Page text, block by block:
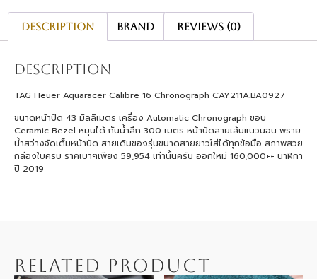
Description Brand Reviews (0)
Description
TAG Heuer Aquaracer Calibre 16 Chronograph CAY211A.BA0927
ขนาดหน้าปัด 43 มิลลิเมตร เครื่อง Automatic Chronograph ขอบ
Ceramic Bezel หมุนได้ กันน้ำลึก 300 เมตร หน้าปัดลายเส้นแนวนอน พราย
น้ำสว่างจัดเต็มหน้าปัด สายเดิมของรุ่นขนาดสายยาวใส่ได้ทุกข้อมือ สภาพสวย
กล่องใบครบ ราคเบาๆเพียง 59,954 เท่านั้นครับ ออกใหม่ 160,000++ นาฬิกา
ปี 2019
RELATED PRODUCT